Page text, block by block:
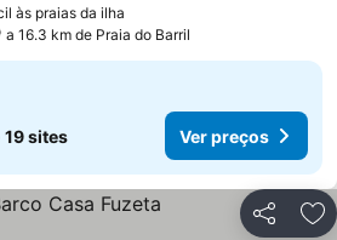
às praias da ilha
a 16.3 km de Praia do Barril
19 sites Ver preços
Partilhar